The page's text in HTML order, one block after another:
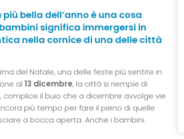
bella dell’anno è una cosa
significa immergersi in
nella cornice di una delle città
del Natale, una delle feste più sentite in
al 13 dicembre, la città si riempie di
complice il buio che a dicembre avvolge vie
più tempo per fare il pieno di quelle
a bocca aperta. Anche i bambini.